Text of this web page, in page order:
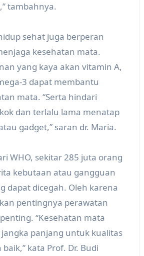
tambahnya.
sehat juga berperan
kesehatan mata.
yang kaya akan vitamin A,
3 dapat membantu
mata. “Serta hindari
dan terlalu lama menatap
gadget,” saran dr. Maria.
WHO, sekitar 285 juta orang
kebutaan atau gangguan
dapat dicegah. Oleh karena
pentingnya perawatan
“Kesehatan mata
panjang untuk kualitas
kata Prof. Dr. Budi